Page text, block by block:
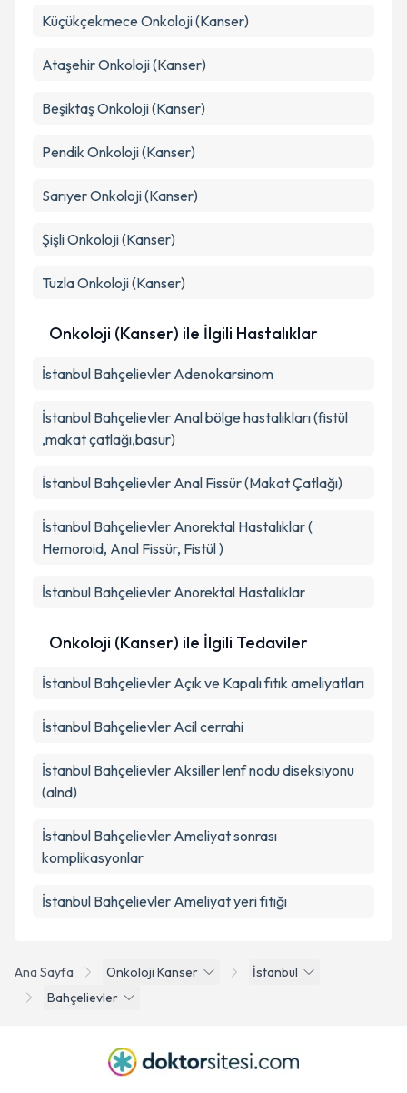
Ana Sayfa Onkoloji Kanser
İstanbul
Bahçelievler
Küçükçekmece Onkoloji (Kanser)
AtaşehirOnkoloji (Kanser)
BeşiktaşOnkoloji (Kanser)
Pendik Onkoloji (Kanser)
SarıyerOnkoloji (Kanser)
ŞişliOnkoloji (Kanser)
TuzlaOnkoloji (Kanser)
Onkoloji (Kanser) ile İlgili Hastalıklar
İstanbul Bahçelievler Adenokarsinom
İstanbul Bahçelievler Anal bölge hastalıkları (fistül
,makat çatlağı,basur)
İstanbul Bahçelievler Anal Fissür (Makat Çatlağı)
İstanbul Bahçelievler Anorektal Hastalıklar (
Hemoroid, Anal Fissür, Fistül )
İstanbul Bahçelievler Anorektal Hastalıklar
Onkoloji (Kanser) ile İlgili Tedaviler
İstanbul Bahçelievler Açık ve Kapalı fıtık ameliyatları
İstanbul Bahçelievler Acil cerrahi
İstanbul Bahçelievler Aksiller lenf nodu diseksiyonu
(alnd)
İstanbul Bahçelievler Ameliyat sonrası
komplikasyonlar
İstanbul Bahçelievler Ameliyat yeri fıtığı